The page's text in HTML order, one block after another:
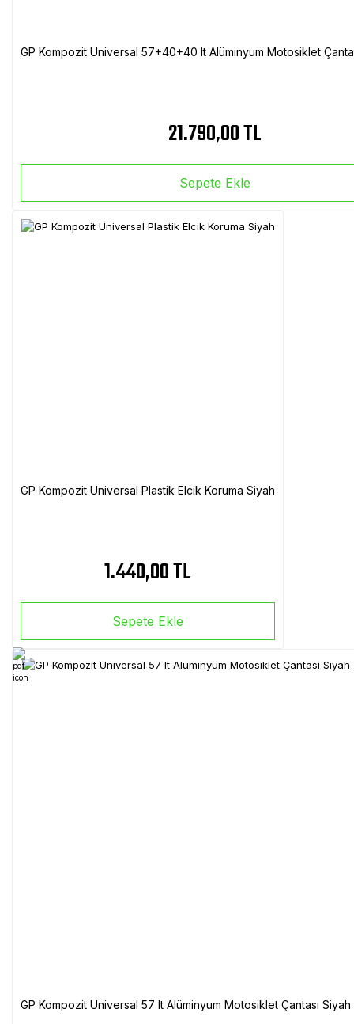
GP Kompozit Universal 57+40+40 lt Alüminyum Motosiklet
21.790,00 TL
Sepete Ekle
GP Kompozit Universal Plastik Elcik Koruma Siyah
1.440,00 TL
Sepete Ekle
GP Kompozit Universal 57 lt Alüminyum Motosiklet Çantası Siyah